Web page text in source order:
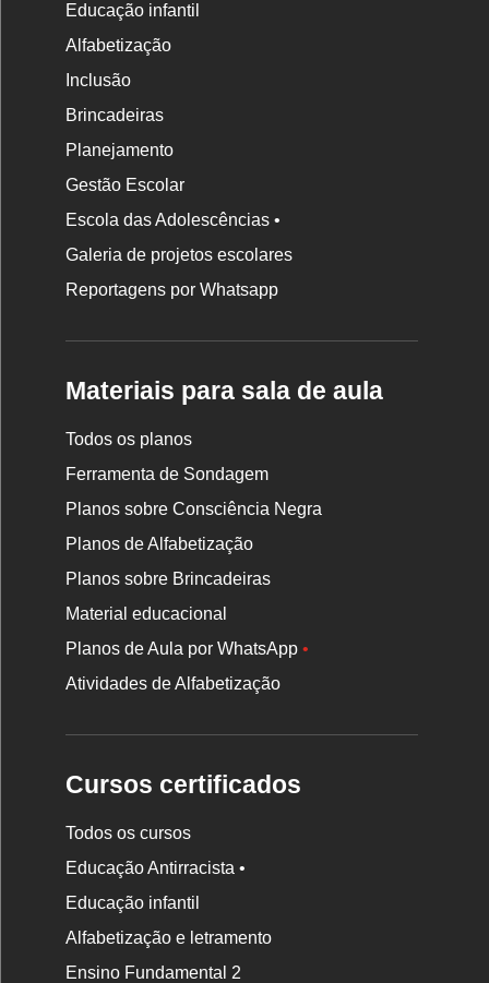
Educação infantil
Alfabetização
Inclusão
Brincadeiras
Planejamento
Gestão Escolar
Escola das Adolescências •
Galeria de projetos escolares
Reportagens por Whatsapp
Materiais para sala de aula
Todos os planos
Ferramenta de Sondagem
Planos sobre Consciência Negra
Planos de Alfabetização
Planos sobre Brincadeiras
Material educacional
Planos de Aula por WhatsApp•
Atividades de Alfabetização
Cursos certificados
Todos os cursos
Educação Antirracista •
Educação infantil
Alfabetização e letramento
Ensino Fundamental 2